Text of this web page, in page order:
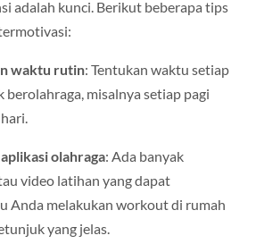
adalah kunci. Berikut beberapa tips
waktu rutin: Tentukan waktu setiap
berolahraga, misalnya setiap pagi
olahraga: Ada banyak
video latihan yang dapat
Anda melakukan workout di rumah
yang jelas.